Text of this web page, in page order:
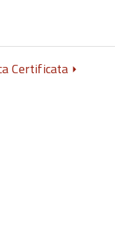
Certificata